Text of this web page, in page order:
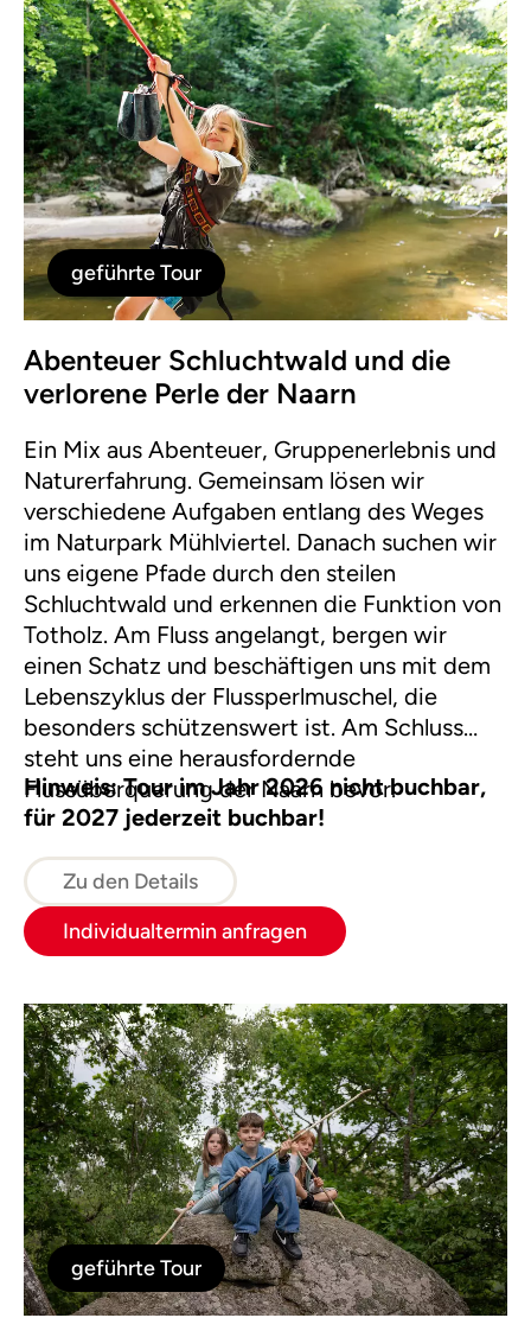
geführte Tour
Abenteuer Schluchtwald und die
verlorene Perle der Naarn
Ein Mix aus Abenteuer, Gruppenerlebnis und
Naturerfahrung. Gemeinsam lösen wir
verschiedene Aufgaben entlang des Weges
im Naturpark Mühlviertel. Danach suchen wir
uns eigene Pfade durch den steilen
Schluchtwald und erkennen die Funktion von
Totholz. Am Fluss angelangt, bergen wir
einen Schatz und beschäftigen uns mit dem
Lebenszyklus der Flussperlmuschel, die
besonders schützenswert ist. Am Schluss
steht uns eine herausfordernde
Flussüberquerung der Naarn bevor.
Hinweis: Tour im Jahr 2026 nicht buchbar,
für 2027 jederzeit buchbar!
Zu den Details
Individualtermin anfragen
geführte Tour